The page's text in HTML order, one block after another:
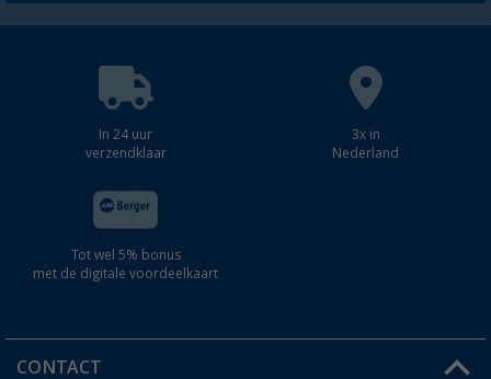
In 24 uur
verzendklaar
3x in
Nederland
Tot wel 5% bonus
met de digitale voordeelkaart
CONTACT